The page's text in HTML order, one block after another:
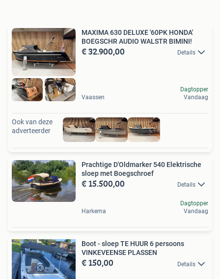
MAXIMA 630 DELUXE '60PK HONDA'
BOEGSCHR AUDIO WALSTR BIMINI!
€ 32.900,00 Details
Vaassen
Dagtopper
Vandaag
Ook van deze
adverteerder
Prachtige D'Oldmarker 540 Elektrische
sloep met Boegschroef
€ 15.500,00 Details
Harkema
Dagtopper
Vandaag
Boot - sloep TE HUUR 6 persoons
VINKEVEENSE PLASSEN
€ 150,00 Details